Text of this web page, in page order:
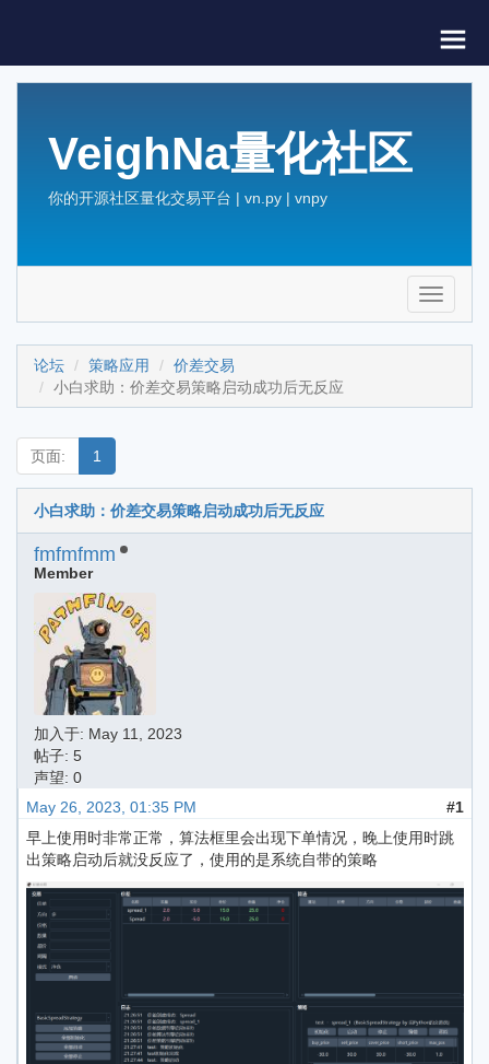
VeighNa量化社区
你的开源社区量化交易平台 | vn.py | vnpy
Toggle
论坛 策略应用
价差交易
小白求助：价差交易策略启动成功后无反应
页面: 1
小白求助：价差交易策略启动成功后无反应
fmfmfmm
Member
加入于: May 11, 2023
帖子: 5
声望: 0
May 26, 2023, 01:35 PM
#1
早上使用时非常正常，算法框里会出现下单情况，晚上使用时跳
出策略启动后就没反应了，使用的是系统自带的策略